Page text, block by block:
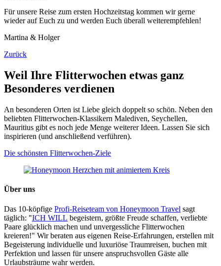
Für unsere Reise zum ersten Hochzeitstag kommen wir gerne
wieder auf Euch zu und werden Euch überall weiterempfehlen!
Martina & Holger
Zurück
Weil Ihre Flitterwochen etwas ganz
Besonderes verdienen
An besonderen Orten ist Liebe gleich doppelt so schön. Neben den
beliebten Flitterwochen-Klassikern Malediven, Seychellen,
Mauritius gibt es noch jede Menge weiterer Ideen. Lassen Sie sich
inspirieren (und anschließend verführen).
Die schönsten Flitterwochen-Ziele
Über uns
Das 10-köpfige Profi-Reiseteam von Honeymoon Travel sagt
täglich: "ICH WILL begeistern, größte Freude schaffen, verliebte
Paare glücklich machen und unvergessliche Flitterwochen
kreieren!" Wir beraten aus eigenen Reise-Erfahrungen, erstellen mit
Begeisterung individuelle und luxuriöse Traumreisen, buchen mit
Perfektion und lassen für unsere anspruchsvollen Gäste alle
Urlaubsträume wahr werden.